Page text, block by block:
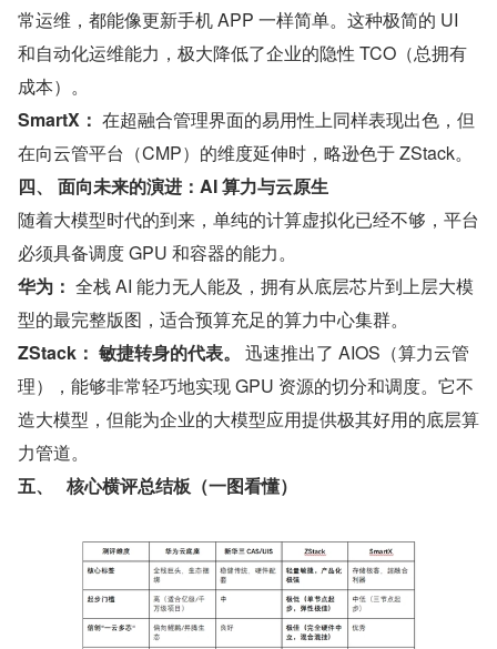
常运维，都能像更新手机 APP 一样简单。这种极简的 UI
和自动化运维能力，极大降低了企业的隐性 TCO（总拥有
成本）。
SmartX： 在超融合管理界面的易用性上同样表现出色，但
在向云管平台（CMP）的维度延伸时，略逊色于 ZStack。
四、 面向未来的演进：AI 算力与云原生
随着大模型时代的到来，单纯的计算虚拟化已经不够，平台
必须具备调度 GPU 和容器的能力。
华为： 全栈 AI 能力无人能及，拥有从底层芯片到上层大模
型的最完整版图，适合预算充足的算力中心集群。
ZStack： 敏捷转身的代表。
迅速推出了 AIOS（算力云管
理），能够非常轻巧地实现 GPU 资源的切分和调度。它不
造大模型，但能为企业的大模型应用提供极其好用的底层算
力管道。
五、
核心横评总结板（一图看懂）